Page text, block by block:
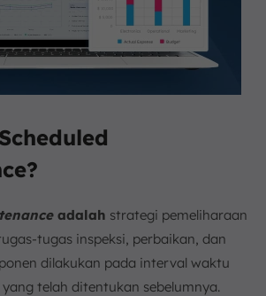
adalah strategi pemeliharaan
tugas inspeksi, perbaikan, dan
dilakukan pada interval waktu
telah ditentukan sebelumnya.